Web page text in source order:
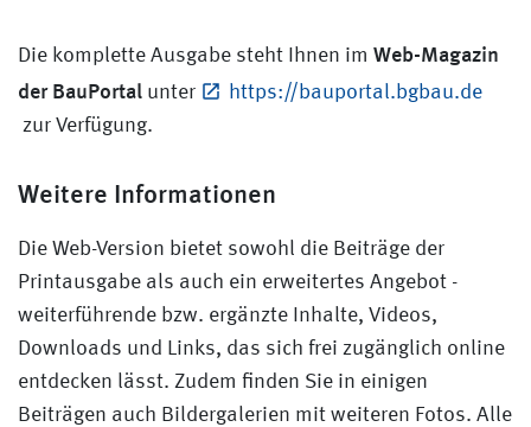
Die komplette Ausgabe steht Ihnen im Web-Magazin
der BauPortal unter
https://bauportal.bgbau.de
zur Verfügung.
Weitere Informationen
Die Web-Version bietet sowohl die Beiträge der
Printausgabe als auch ein erweitertes Angebot -
weiterführende bzw. ergänzte Inhalte, Videos,
Downloads und Links, das sich frei zugänglich online
entdecken lässt. Zudem finden Sie in einigen
Beiträgen auch Bildergalerien mit weiteren Fotos. Alle